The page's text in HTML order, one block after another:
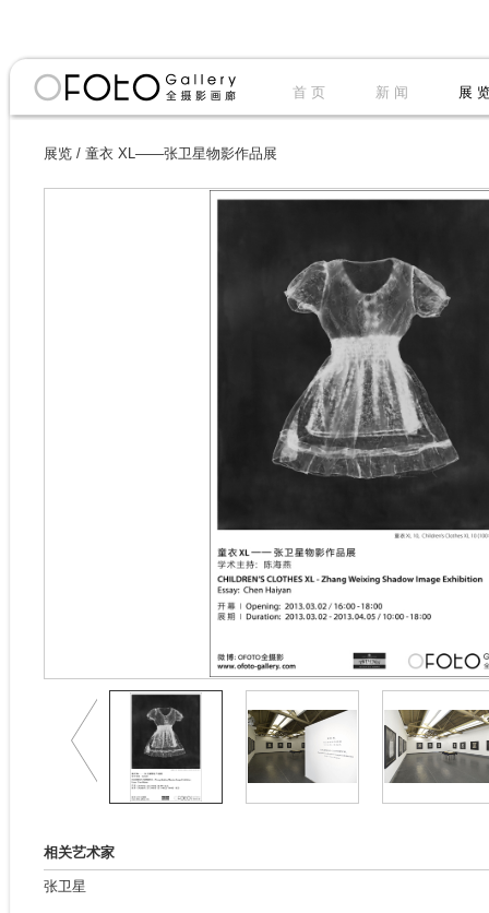
首 页 新 闻 展
展览 / 童衣 XL——张卫星物影作品展
相关艺术家
张卫星